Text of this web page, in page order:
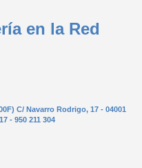
en la Red
C/ Navarro Rodrigo, 17 - 04001
- 950 211 304